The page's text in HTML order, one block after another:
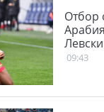
Отбор
09:43